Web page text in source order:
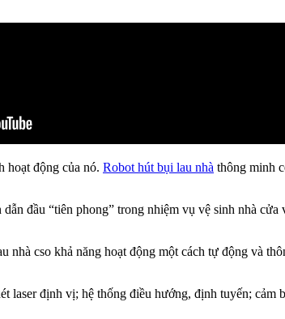
hoạt động của nó. Robot hút bụi lau nhà thông minh
đầu “tiên phong” trong nhiệm vụ vệ sinh nhà
cso khả năng hoạt động một cách tự động và
định vị; hệ thống điều hướng, định tuyến;